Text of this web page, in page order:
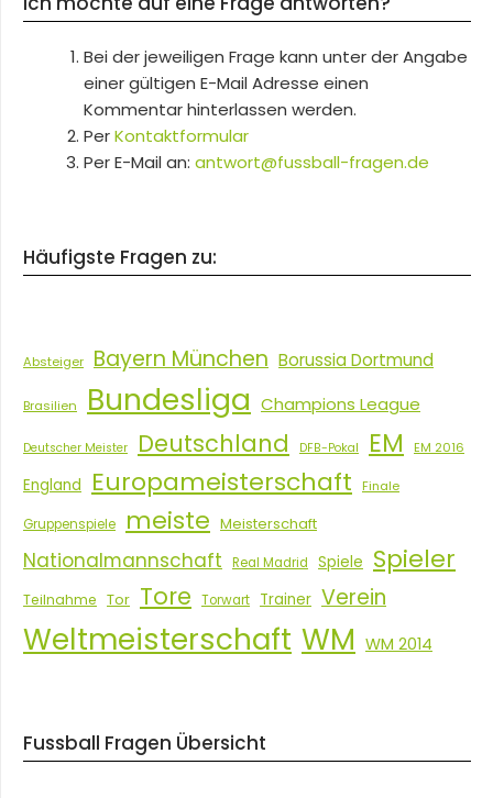
Bei der jeweiligen Frage kann unter der Angabe
einer gültigen E-Mail Adresse einen
Kommentar hinterlassen werden.
PerKontaktformular
Per E-Mail an: antwort@fussball-fragen.de
Häufigste Fragen zu:
Absteiger Bayern München Borussia Dortmund
Brasilien Bundesliga Champions League
Deutscher Meister Deutschland DFB-Pokal EM EM 2016
England Europameisterschaft Finale
Gruppenspiele meiste Meisterschaft
Nationalmannschaft Real Madrid Spiele Spieler
Teilnahme Tor Tore Torwart Trainer Verein
Weltmeisterschaft WM WM 2014
Fussball Fragen Übersicht